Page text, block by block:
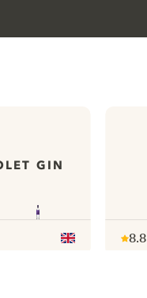
GIN
8.8